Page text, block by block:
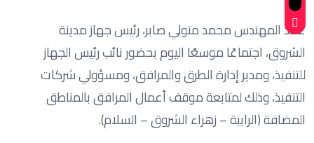
عقد المهندس محمد متولي صابر، رئيس جهاز مدينة
الشروق، اجتماعًا موسعًا اليوم بحضور نائب رئيس الجهاز
للتنفيذ، ومدير إدارة الطرق والمرافق، ومسؤولي شركات
التنفيذ، وذلك لمتابعة موقف أعمال المرافق بالمناطق
المضافة (الرابية – زهراء الشروق – السلام).